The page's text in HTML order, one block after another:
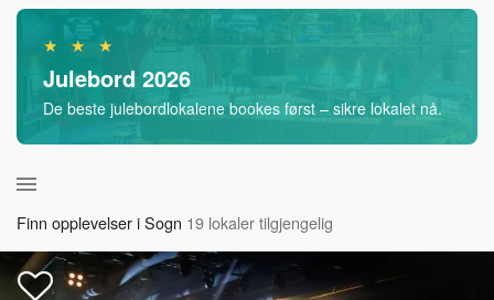
★ ★ ★
Julebord 2026
De beste julebordlokalene bookes først – sikre lokalet nå.
Finn opplevelser i Sogn 19 lokaler tilgjengelig